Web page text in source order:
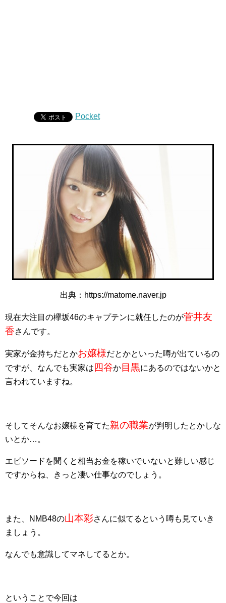
Pocket
出典：https://matome.naver.jp
現在大注目の欅坂46のキャプテンに就任したのが菅井友
香さんです。
実家が金持ちだとかお嬢様だとかといった噂が出ているの
ですが、なんでも実家は 四谷か 目黒にあるのではないかと
言われていますね。
そしてそんなお嬢様を育てた親の職業が判明したとかしな
いとか…。
エピソードを聞くと相当お金を稼いでいないと難しい感じ
ですからね、きっと凄い仕事なのでしょう。
また、NMB48の山本彩さんに似てるという噂も見ていき
ましょう。
なんでも意識してマネしてるとか。
ということで今回は